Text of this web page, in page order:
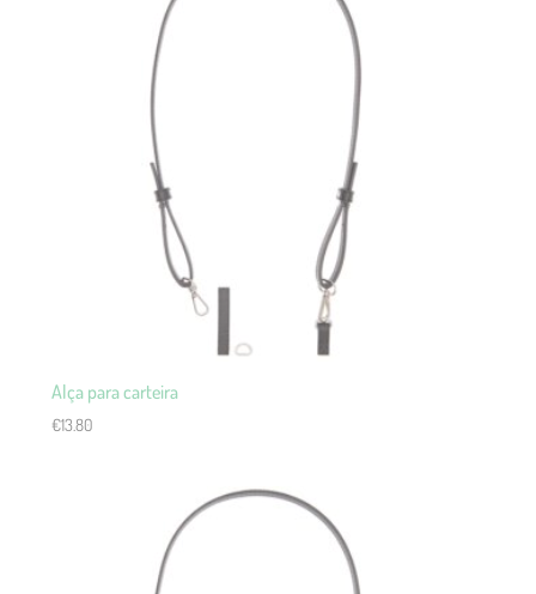
Alça para carteira
€13.80